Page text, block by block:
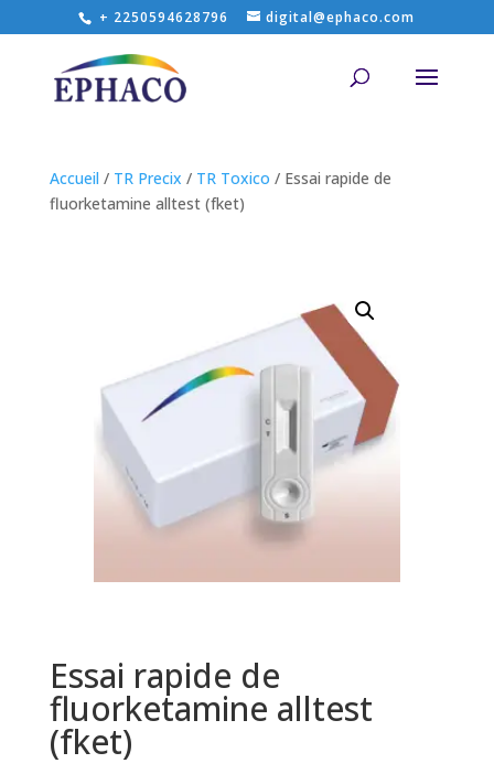
+ 2250594628796 digital@ephaco.com
Accueil / TR Precix / TR Toxico / Essai rapide de
fluorketamine alltest (fket)
Essai rapide de
fluorketamine alltest
(fket)